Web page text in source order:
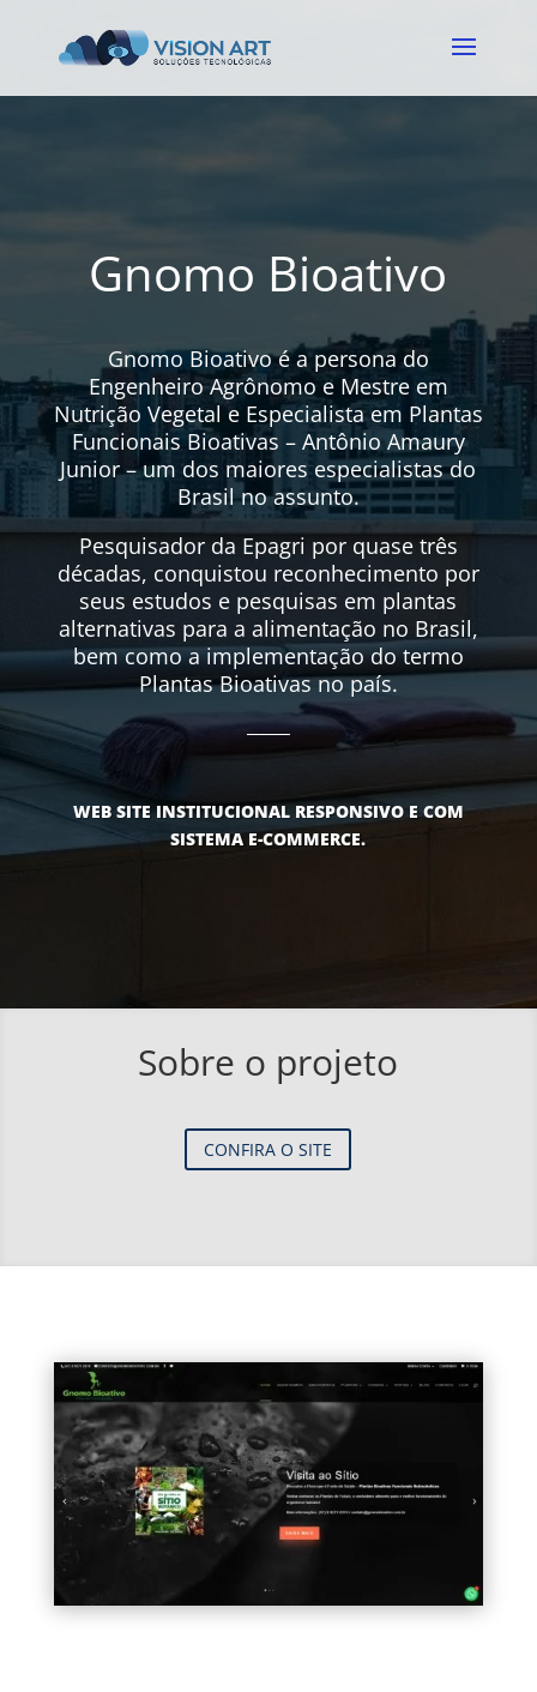
Gnomo Bioativo
Gnomo Bioativo é a persona do
Engenheiro Agrônomo e Mestre em
Nutrição Vegetal e Especialista em Plantas
Funcionais Bioativas – Antônio Amaury
Junior – um dos maiores especialistas do
Brasil no assunto.
Pesquisador da Epagri por quase três
décadas, conquistou reconhecimento por
seus estudos e pesquisas em plantas
alternativas para a alimentação no Brasil,
bem como a implementação do termo
Plantas Bioativas no país.
WEB SITE INSTITUCIONAL RESPONSIVO E COM
SISTEMA E-COMMERCE.
Sobre o projeto
CONFIRA O SITE